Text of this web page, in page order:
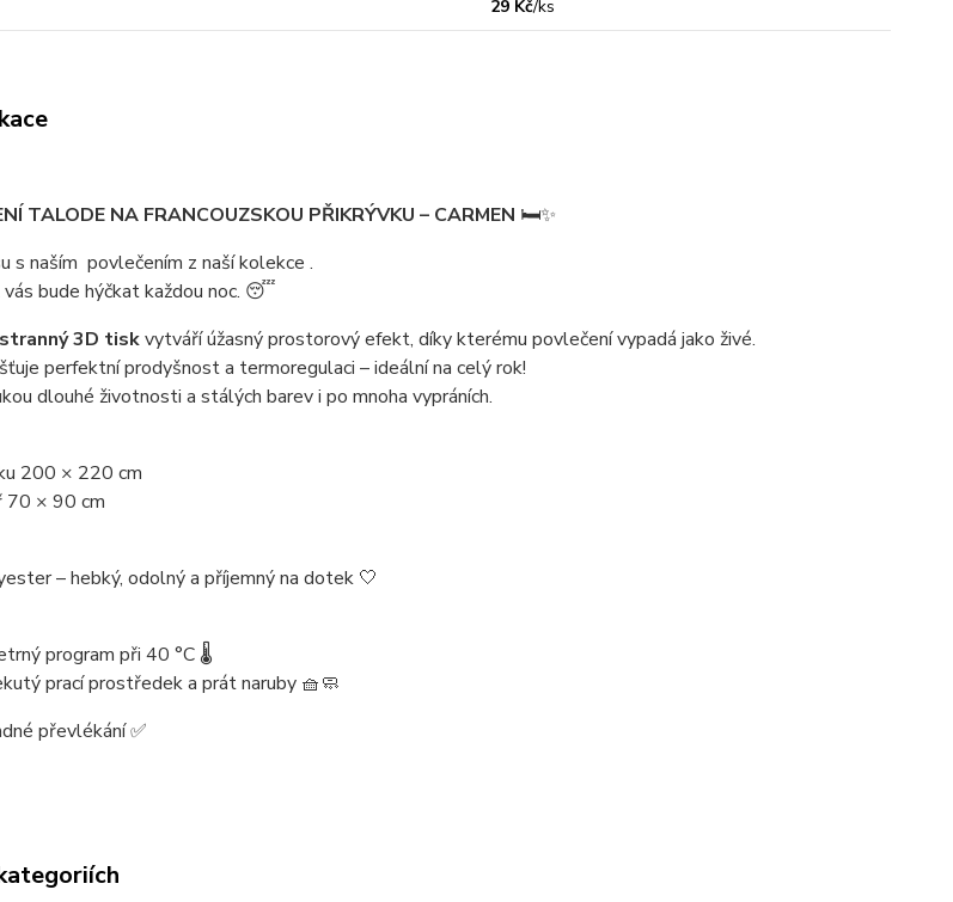
29 Kč/ks
TALODE NA FRANCOUZSKOU PŘIKRÝVKU – CARMEN 🛏️✨
s naším povlečením z naší kolekce .
bude hýčkat každou noc. 😴
3D tiskvytváří úžasný prostorový efekt, díky kterému povlečení vypadá jako živé.
perfektní prodyšnost a termoregulaci – ideální na celý rok!
dlouhé životnosti a stálých barev i po mnoha vypráních.
200 × 220 cm
70 × 90 cm
– hebký, odolný a příjemný na dotek 🤍
program při 40 °C 🌡️
prací prostředek a prát naruby 🧺🧼
převlékání ✅